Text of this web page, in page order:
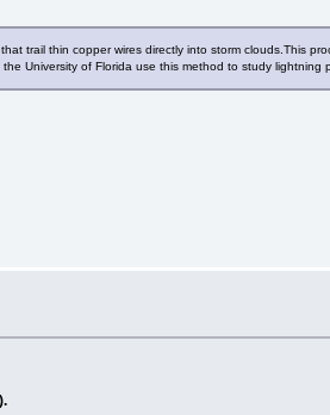
trail thin copper wires directly into storm clouds.This
University of Florida use this method to study lightning